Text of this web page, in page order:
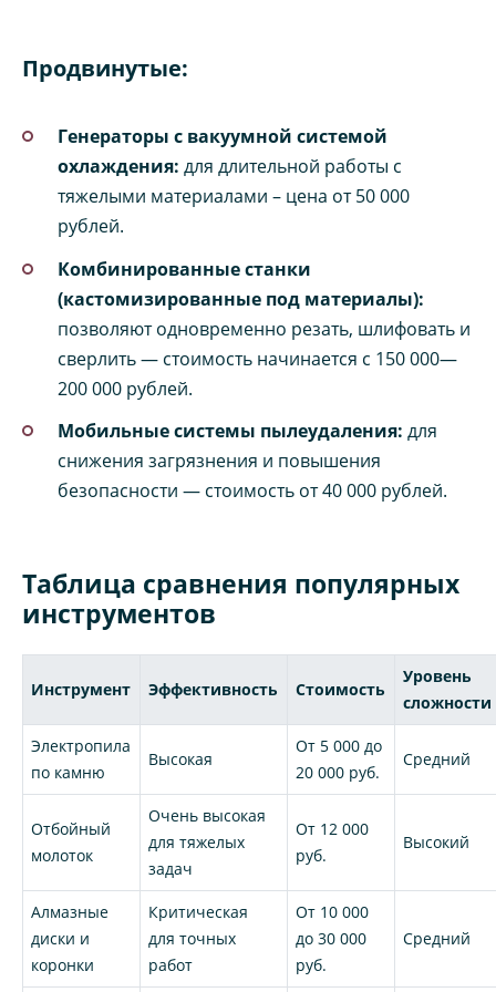
Продвинутые:
Генераторы с вакуумной системой
охлаждения: для длительной работы с
тяжелыми материалами – цена от 50 000
рублей.
Комбинированные станки
(кастомизированные под материалы):
позволяют одновременно резать, шлифовать и
сверлить — стоимость начинается с 150 000—
200 000 рублей.
Мобильные системы пылеудаления: для
снижения загрязнения и повышения
безопасности — стоимость от 40 000 рублей.
Таблица сравнения популярных
инструментов
Инструмент Эффективность Стоимость
Уровень
сложности
Электропила
по камню
Высокая
От 5 000 до
20 000 руб.
Средний
Отбойный
молоток
Очень высокая
для тяжелых
задач
От 12 000
руб.
Высокий
Алмазные
диски и
коронки
Критическая
для точных
работ
От 10 000
до 30 000
руб.
Средний